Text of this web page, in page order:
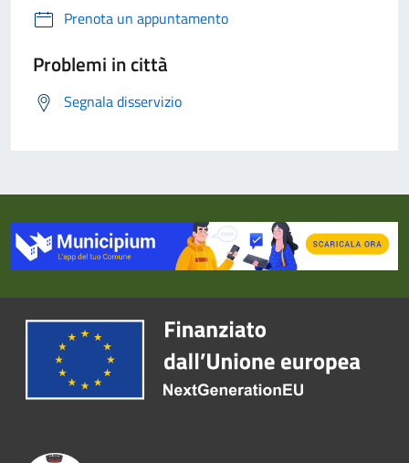
Prenota un appuntamento
Problemi in città
Segnala disservizio